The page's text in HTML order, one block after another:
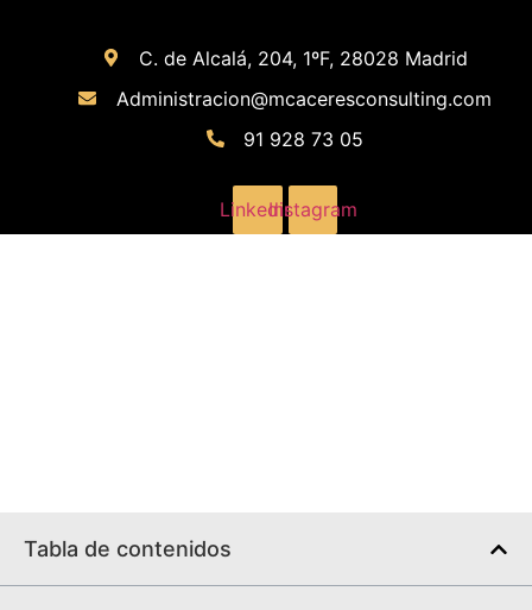
C. de Alcalá, 204, 1ºF, 28028 Madrid
Administracion@mcaceresconsulting.com
91 928 73 05
LinkedinInstagram
Tabla de contenidos